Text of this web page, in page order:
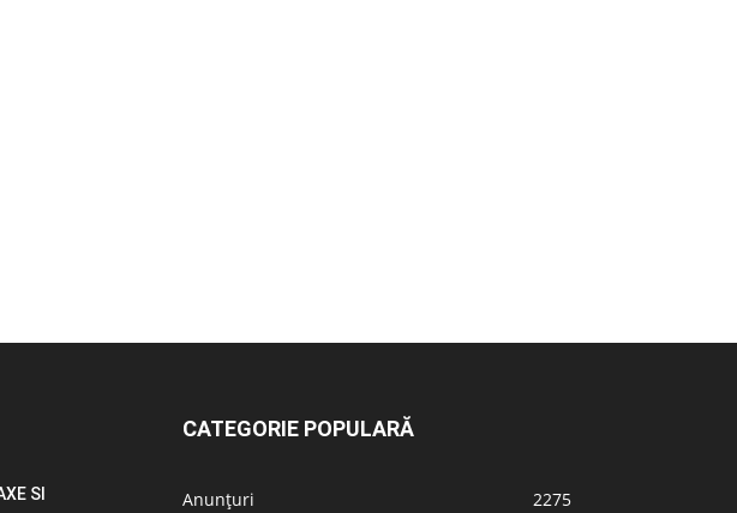
SI
CATEGORIE POPULARĂ
Anunțuri
2275